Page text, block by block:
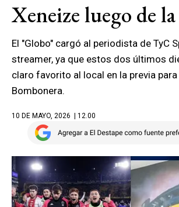
Xeneize luego de
El "Globo" cargó al periodista de TyC
streamer, ya que estos dos últimos
claro favorito al local en la previa para
Bombonera.
10 DE MAYO, 2026 | 12.00